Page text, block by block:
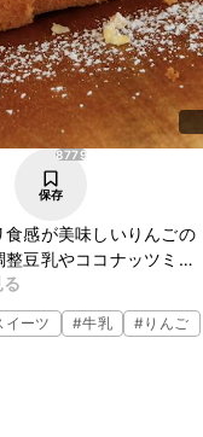
8779
保存
感が美味しいりんごの
豆乳やココナッツミル
紅茶と一緒にお召し上
イーツ #牛乳 #りんご